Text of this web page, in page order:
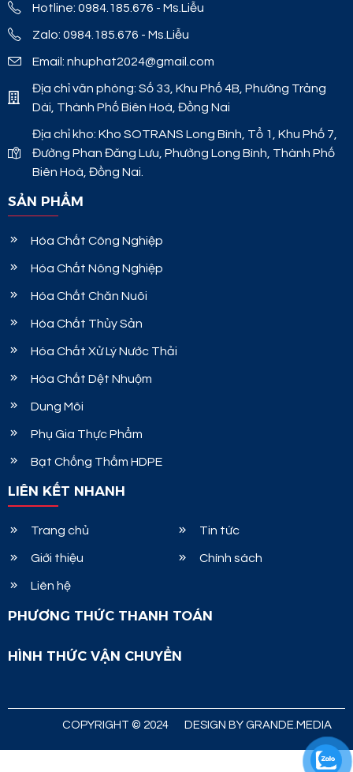
Hotline: 0984.185.676 - Ms.Liễu
Zalo: 0984.185.676 - Ms.Liễu
Email: nhuphat2024@gmail.com
Địa chỉ văn phòng: Số 33, Khu Phố 4B, Phường Trảng
Dài, Thành Phố Biên Hoà, Đồng Nai
Địa chỉ kho: Kho SOTRANS Long Bình, Tổ 1, Khu Phố 7,
Đường Phan Đăng Lưu, Phường Long Bình, Thành Phố
Biên Hoà, Đồng Nai.
SẢN PHẨM
Hóa Chất Công Nghiệp
Hóa Chất Nông Nghiệp
Hóa Chất Chăn Nuôi
Hóa Chất Thủy Sản
Hóa Chất Xử Lý Nước Thải
Hóa Chất Dệt Nhuộm
Dung Môi
Phụ Gia Thực Phẩm
Bạt Chống Thấm HDPE
LIÊN KẾT NHANH
Trang chủ
Giới thiệu
Liên hệ
Tin tức
Chính sách
PHƯƠNG THỨC THANH TOÁN
HÌNH THỨC VẬN CHUYỂN
COPYRIGHT © 2024 DESIGN BY GRANDE.MEDIA